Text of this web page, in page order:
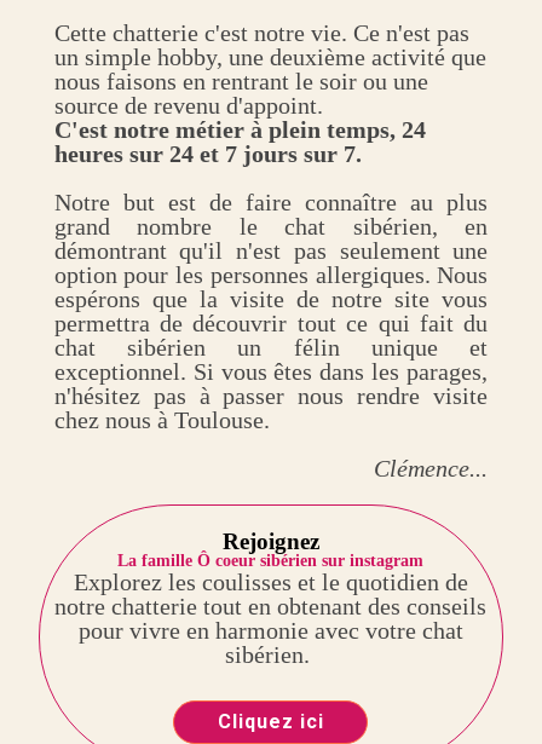
Cette chatterie c'est notre vie. Ce n'est pas
un simple hobby, une deuxième activité que
nous faisons en rentrant le soir ou une
source de revenu d'appoint.
C'est notre métier à plein temps, 24
heures sur 24 et 7 jours sur 7.
Notre but est de faire connaître au plus
grand nombre le chat sibérien, en
démontrant qu'il n'est pas seulement une
option pour les personnes allergiques. Nous
espérons que la visite de notre site vous
permettra de découvrir tout ce qui fait du
chat sibérien un félin unique et
exceptionnel. Si vous êtes dans les parages,
n'hésitez pas à passer nous rendre visite
chez nous à Toulouse.
Clémence...
Rejoignez
La famille Ô coeur sibérien sur instagram
Explorez les coulisses et le quotidien de
notre chatterie tout en obtenant des conseils
pour vivre en harmonie avec votre chat
sibérien.
Cliquez ici